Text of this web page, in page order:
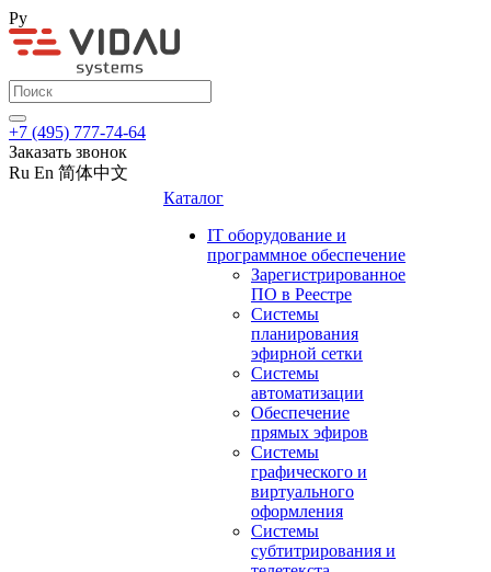
Ру
+7 (495) 777-74-64
Заказать звонок
Ru En 简体中文
Каталог
IT оборудование и
программное обеспечение
Зарегистрированное
ПО в Реестре
Системы
планирования
эфирной сетки
Системы
автоматизации
Обеспечение
прямых эфиров
Системы
графического и
виртуального
оформления
Системы
субтитрирования и